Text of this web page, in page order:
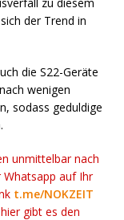
der Trend in
die S22-Geräte
wenigen
sodass geduldige
unmittelbar nach
auf Ihr
t.me/NOKZEIT
gibt es den